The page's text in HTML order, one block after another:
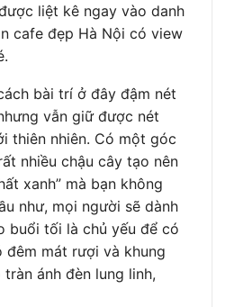
liệt kê ngay vào danh
cafe đẹp Hà Nội có view
bài trí ở đây đậm nét
vẫn giữ được nét
thiên nhiên. Có một góc
nhiều chậu cây tạo nên
xanh” mà bạn không
như, mọi người sẽ dành
buổi tối là chủ yếu để có
đêm mát rượi và khung
ánh đèn lung linh,